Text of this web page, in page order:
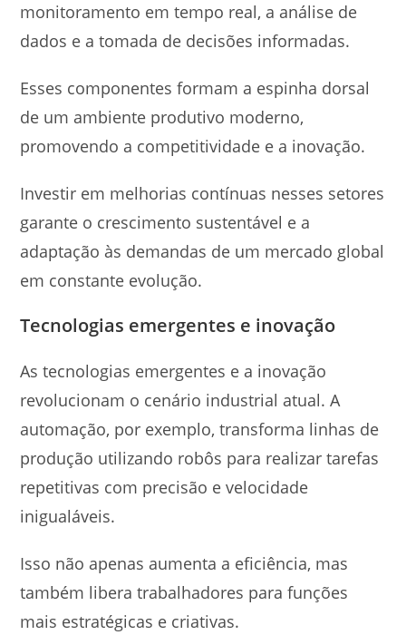
monitoramento em tempo real, a análise de
dados e a tomada de decisões informadas.
Esses componentes formam a espinha dorsal
de um ambiente produtivo moderno,
promovendo a competitividade e a inovação.
Investir em melhorias contínuas nesses setores
garante o crescimento sustentável e a
adaptação às demandas de um mercado global
em constante evolução.
Tecnologias emergentes e inovação
As tecnologias emergentes e a inovação
revolucionam o cenário industrial atual. A
automação, por exemplo, transforma linhas de
produção utilizando robôs para realizar tarefas
repetitivas com precisão e velocidade
inigualáveis.
Isso não apenas aumenta a eficiência, mas
também libera trabalhadores para funções
mais estratégicas e criativas.